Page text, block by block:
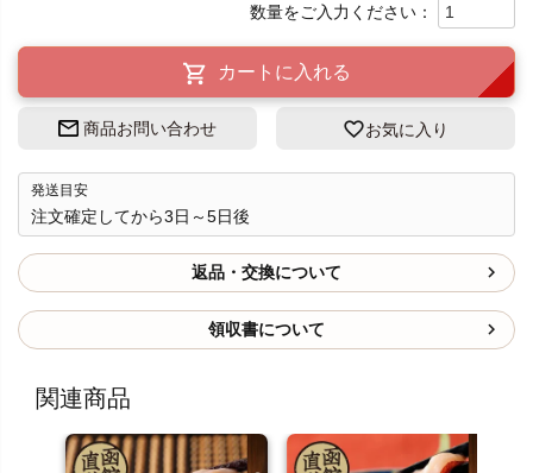
カートに入れる
商品お問い合わせ お気に入り
発送目安
注文確定してから3日～5日後
返品・交換について
領収書について
関連商品